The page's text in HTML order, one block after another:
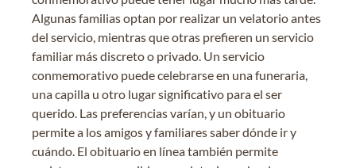
Algunas familias optan por realizar un velatorio antes
del servicio, mientras que otras prefieren un servicio
familiar más discreto o privado. Un servicio
conmemorativo puede celebrarse en una funeraria,
una capilla u otro lugar significativo para el ser
querido. Las preferencias varían, y un obituario
permite a los amigos y familiares saber dónde ir y
cuándo. El obituario en línea también permite